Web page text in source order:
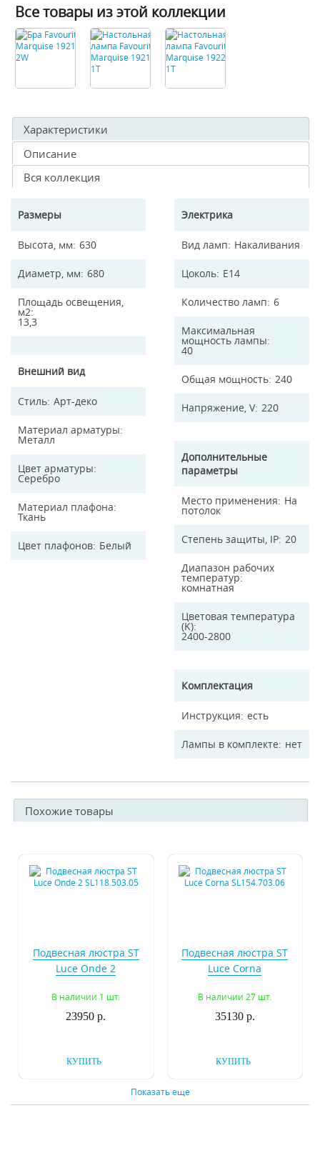
Все товары из этой коллекции
Характеристики
Описание
Вся коллекция
Размеры
Высота, мм 630
Диаметр, мм 680
Площадь освещения,
м2
13,3
Внешний вид
Стиль Арт-деко
Материал арматуры
Металл
Цвет арматуры
Серебро
Материал плафона
Ткань
Цвет плафонов Белый
Электрика
Вид ламп Накаливания
Цоколь E14
Количество ламп 6
Максимальная
мощность лампы
40
Общая мощность 240
Напряжение, V 220
Дополнительные
параметры
Место применения На
потолок
Степень защиты, IP 20
Диапазон рабочих
температур
комнатная
Цветовая температура
(K)
2400-2800
Комплектация
Инструкция есть
Лампы в комплекте нет
Похожие товары
Подвесная люстра ST
Luce Onde 2
В наличии 1 шт.
23950 р.
КУПИТЬ
Подвесная люстра ST
Luce Corna
В наличии 27 шт.
35130 р.
КУПИТЬ
Показать еще